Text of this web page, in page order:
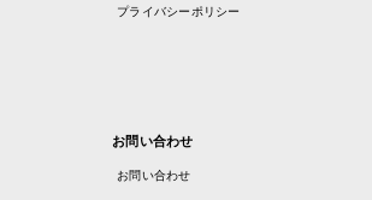
プライバシーポリシー
お問い合わせ
お問い合わせ